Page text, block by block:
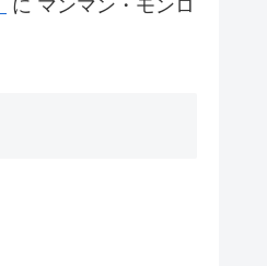
に マンマン・モンロ